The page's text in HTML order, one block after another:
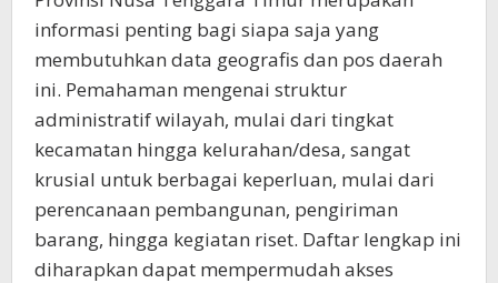
informasi penting bagi siapa saja yang
membutuhkan data geografis dan pos daerah
ini. Pemahaman mengenai struktur
administratif wilayah, mulai dari tingkat
kecamatan hingga kelurahan/desa, sangat
krusial untuk berbagai keperluan, mulai dari
perencanaan pembangunan, pengiriman
barang, hingga kegiatan riset. Daftar lengkap ini
diharapkan dapat mempermudah akses